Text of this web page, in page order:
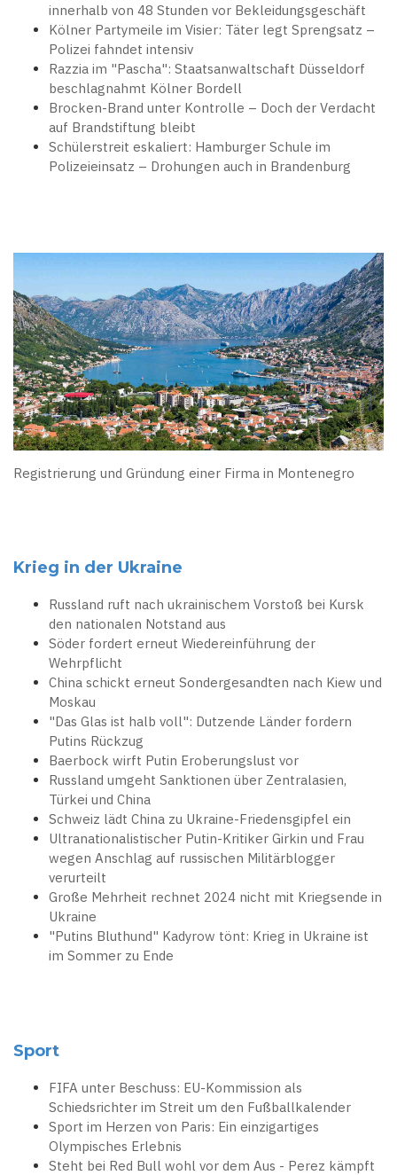
innerhalb von 48 Stunden vor Bekleidungsgeschäft
Kölner Partymeile im Visier: Täter legt Sprengsatz –
Polizei fahndet intensiv
Razzia im "Pascha": Staatsanwaltschaft Düsseldorf
beschlagnahmt Kölner Bordell
Brocken-Brand unter Kontrolle – Doch der Verdacht
auf Brandstiftung bleibt
Schülerstreit eskaliert: Hamburger Schule im
Polizeieinsatz – Drohungen auch in Brandenburg
Registrierung und Gründung einer Firma in Montenegro
Krieg in der Ukraine
Russland ruft nach ukrainischem Vorstoß bei Kursk
den nationalen Notstand aus
Söder fordert erneut Wiedereinführung der
Wehrpflicht
China schickt erneut Sondergesandten nach Kiew und
Moskau
"Das Glas ist halb voll": Dutzende Länder fordern
Putins Rückzug
Baerbock wirft Putin Eroberungslust vor
Russland umgeht Sanktionen über Zentralasien,
Türkei und China
Schweiz lädt China zu Ukraine-Friedensgipfel ein
Ultranationalistischer Putin-Kritiker Girkin und Frau
wegen Anschlag auf russischen Militärblogger
verurteilt
Große Mehrheit rechnet 2024 nicht mit Kriegsende in
Ukraine
"Putins Bluthund" Kadyrow tönt: Krieg in Ukraine ist
im Sommer zu Ende
Sport
FIFA unter Beschuss: EU-Kommission als
Schiedsrichter im Streit um den Fußballkalender
Sport im Herzen von Paris: Ein einzigartiges
Olympisches Erlebnis
Steht bei Red Bull wohl vor dem Aus - Perez kämpft